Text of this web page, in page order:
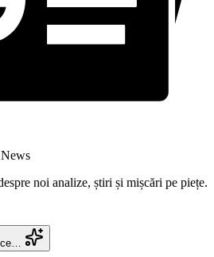
noi analize, știri și mișcări pe piețe.